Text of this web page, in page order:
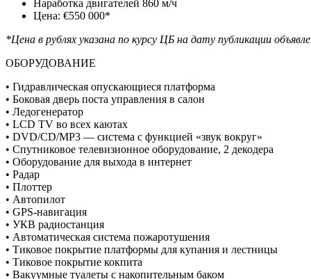
Наработка двигателей 860 м/ч
Цена: €550 000*
*Цена в рублях указана по курсу ЦБ на дату публикации
ОБОРУДОВАНИЕ
• Гидравлическая опускающиеся платформа
• Боковая дверь поста управления в салон
• Ледогенератор
• LCD TV во всех каютах
• DVD/СD/MP3 — система с функцией «звук вокруг»
• Спутниковое телевизионное оборудование, 2 декодера
• Оборудование для выхода в интернет
• Радар
• Плоттер
• Автопилот
• GPS-навигация
• УКВ радиостанция
• Автоматическая система пожаротушения
• Тиковое покрытие платформы для купания и лестницы
• Тиковое покрытие кокпита
• Вакуумные туалеты с накопительным баком